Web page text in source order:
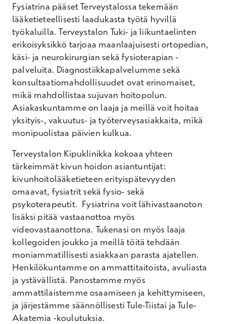
Fysiatrina pääset Terveystalossa tekemään
lääketieteellisesti laadukasta työtä hyvillä
työkaluilla. Terveystalon Tuki- ja liikuntaelinten
erikoisyksikkö tarjoaa maanlaajuisesti ortopedian,
käsi- ja neurokirurgian sekä fysioterapian -
palveluita. Diagnostiikkapalvelumme sekä
konsultaatiomahdollisuudet ovat erinomaiset,
mikä mahdollistaa sujuvan hoitopolun.
Asiakaskuntamme on laaja ja meillä voit hoitaa
yksityis-, vakuutus- ja työterveysasiakkaita, mikä
monipuolistaa päivien kulkua.
Terveystalon Kipuklinikka kokoaa yhteen
tärkeimmät kivun hoidon asiantuntijat:
kivunhoitolääketieteen erityispätevyyden
omaavat, fysiatrit sekä fysio- sekä
psykoterapeutit. Fysiatrina voit lähivastaanoton
lisäksi pitää vastaanottoa myös
videovastaanottona. Tukenasi on myös laaja
kollegoiden joukko ja meillä töitä tehdään
moniammatillisesti asiakkaan parasta ajatellen.
Henkilökuntamme on ammattitaitoista, avuliasta
ja ystävällistä. Panostamme myös
ammattilaistemme osaamiseen ja kehittymiseen,
ja järjestämme säännöllisesti Tule-Tiistai ja Tule-
Akatemia -koulutuksia.